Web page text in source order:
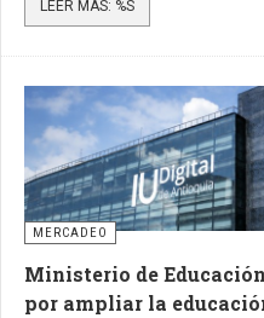
plantean nuevos
viajeros.
LEER MÁS: %S
MERCADEO
Ministerio de
por ampliar la